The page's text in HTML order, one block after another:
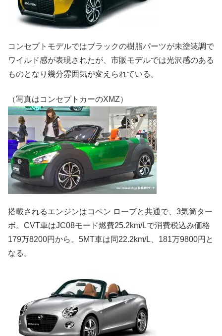
コンセプトモデルではブラックの樹脂パーツが未塗装調で
ワイルド感が表現されたが、市販モデルでは光沢感のある
ものとなり幾分雰囲気が変えられている。
（写真はコンセプトカーのXMZ）
搭載されるエンジンはコペン ローブと共通で、3気筒ター
ボ。CVT車はJC08モード燃費25.2km/Lで消費税込み価格
179万8200円から。5MT車は同22.2km/L、181万9800円と
なる。